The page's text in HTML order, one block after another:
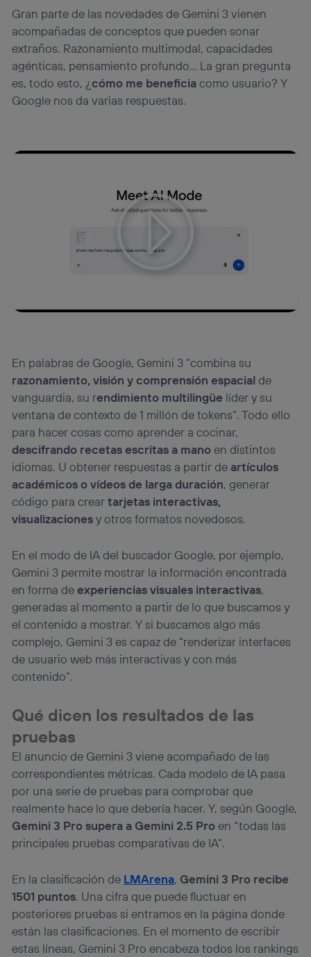
Gran parte de las novedades de Gemini 3 vienen
acompañadas de conceptos que pueden sonar
extraños. Razonamiento multimodal, capacidades
agénticas, pensamiento profundo… La gran pregunta
es, todo esto, ¿cómo me beneficiacomo usuario? Y
Google nos da varias respuestas.
Tu configuración de cookies no permite la visualización de
este contenido
En palabras de Google, Gemini 3 “combina su
razonamiento, visión y comprensión espacialde
vanguardia, su rendimiento multilingüe líder y su
ventana de contexto de 1 millón de tokens”. Todo ello
para hacer cosas como aprender a cocinar,
descifrando recetas escritas a manoen distintos
idiomas. U obtener respuestas a partir de artículos
académicos o vídeos de larga duración, generar
código para creartarjetas interactivas,
visualizacionesy otros formatos novedosos.
En el modo de IA del buscador Google, por ejemplo,
Gemini 3 permite mostrar la información encontrada
en forma deexperiencias visuales interactivas,
generadas al momento a partir de lo que buscamos y
el contenido a mostrar. Y si buscamos algo más
complejo, Gemini 3 es capaz de “renderizar interfaces
de usuario web más interactivas y con más
contenido”.
Qué dicen los resultados de las
pruebas
El anuncio de Gemini 3 viene acompañado de las
correspondientes métricas. Cada modelo de IA pasa
por una serie de pruebas para comprobar que
realmente hace lo que debería hacer. Y, según Google,
Gemini 3 Pro supera a Gemini 2.5 Proen “todas las
principales pruebas comparativas de IA”.
En la clasificación de LMArena, Gemini 3 Pro recibe
1501 puntos. Una cifra que puede fluctuar en
posteriores pruebas si entramos en la página donde
están las clasificaciones. En el momento de escribir
estas líneas, Gemini 3 Pro encabeza todos los rankings